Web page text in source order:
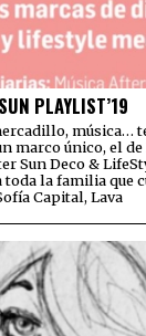
PLAYLIST’19
música…
marco único, el
Sun Deco &
la familia que
Capital, Lava